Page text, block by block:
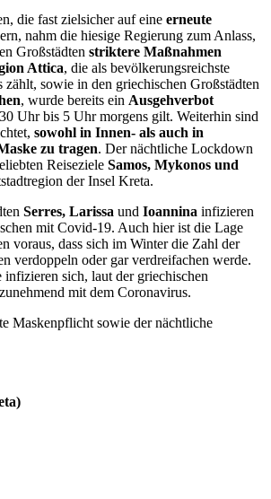
die fast zielsicher auf eine erneute
nahm die hiesige Regierung zum Anlass,
Großstädten striktere Maßnahmen
Attica, die als bevölkerungsreichste
zählt, sowie in den griechischen Großstädten
, wurde bereits ein Ausgehverbot
Uhr bis 5 Uhr morgens gilt. Weiterhin sind
sowohl in Innen- als auch in
zu tragen. Der nächtliche Lockdown
Reiseziele Samos, Mykonos und
der Insel Kreta.
Serres, Larissa und Ioannina infizieren
mit Covid-19. Auch hier ist die Lage
voraus, dass sich im Winter die Zahl der
verdoppeln oder gar verdreifachen werde.
sich, laut der griechischen
mit dem Coronavirus.
Maskenpflicht sowie der nächtliche